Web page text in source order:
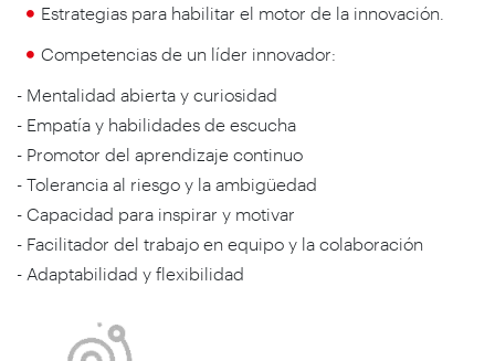
Estrategias para habilitar el motor de la innovación.
Competencias de un líder innovador:
- Mentalidad abierta y curiosidad
- Empatía y habilidades de escucha
- Promotor del aprendizaje continuo
- Tolerancia al riesgo y la ambigüedad
- Capacidad para inspirar y motivar
- Facilitador del trabajo en equipo y la colaboración
- Adaptabilidad y flexibilidad